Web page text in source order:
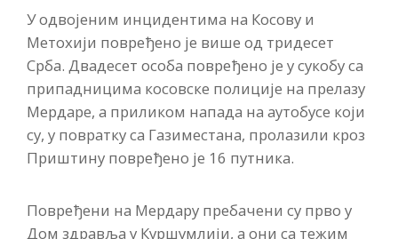
У одвојеним инцидентима на Косову и
Метохији повређено је више од тридесет
Срба. Двадесет особа повређено је у сукобу са
припадницима косовске полиције на прелазу
Мердаре, а приликом напада на аутобусе који
су, у повратку са Газиместана, пролазили кроз
Приштину повређено је 16 путника.
Повређени на Мердару пребачени су прво у
Дом здравља у Куршумлији, а они са тежим